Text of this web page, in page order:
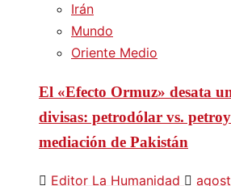
Irán
Mundo
Oriente Medio
El «Efecto Ormuz» desata
divisas: petrodólar vs.
mediación de Pakistán
Editor La Humanidad